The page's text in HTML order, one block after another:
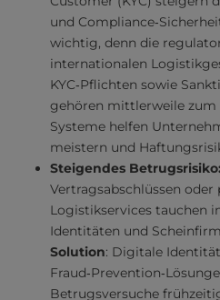
und
wichtig, denn die
internationalen
KYC‑Pflichten sowie
gehören mittlerweile
Systeme helfen
meistern und
Steigendes Betrugsrisiko:
Vertragsabschlüssen
Logistikservices tauchen
Identitäten und
Solution: Digitale
Betrugsversuche